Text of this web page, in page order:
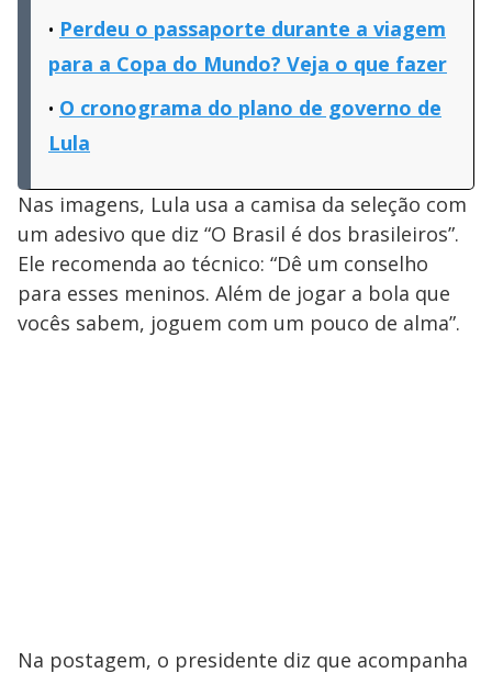
Perdeu o passaporte durante a viagem
para a Copa do Mundo? Veja o que fazer
O cronograma do plano de governo de
Lula
Nas imagens, Lula usa a camisa da seleção com
um adesivo que diz “O Brasil é dos brasileiros”.
Ele recomenda ao técnico: “Dê um conselho
para esses meninos. Além de jogar a bola que
vocês sabem, joguem com um pouco de alma”.
Na postagem, o presidente diz que acompanha